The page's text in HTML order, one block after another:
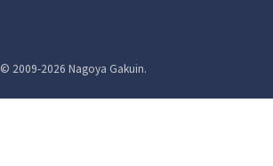
© 2009-2026 Nagoya Gakuin.